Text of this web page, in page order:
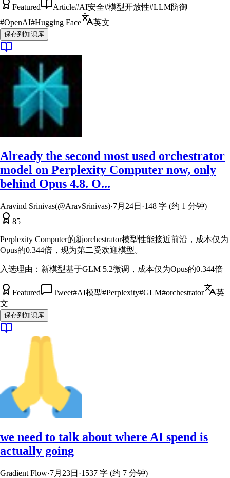
Featured Article#AI安全#模型开放性#LLM防御
#OpenAI#Hugging Face 英文
保存到知识库
Already the second most used orchestrator
model on Perplexity Computer now, only
behind Opus 4.8. O...
Aravind Srinivas(@AravSrinivas)·7月24日 ·148 字 (约 1 分钟)
85
Perplexity Computer的新orchestrator模型性能接近前沿，成本仅为
Opus的0.344倍，现为第二受欢迎模型。
入选理由： 新模型基于GLM 5.2微调，成本仅为Opus的0.344倍
Featured Tweet#AI模型#Perplexity#GLM#orchestrator
英
文
保存到知识库
we need to talk about where AI spend is
actually going
Gradient Flow·7月23日 ·1537 字 (约 7 分钟)